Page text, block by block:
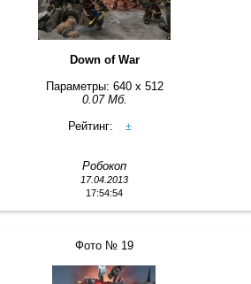
Down of War
Параметры: 640 x 512
0.07 Мб.
Рейтинг:
±
Робокоп
17.04.2013
17:54:54
Фото № 19